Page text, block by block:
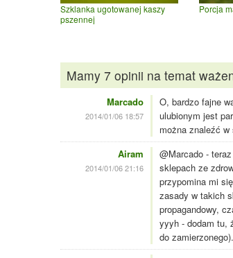
Szklanka ugotowanej kaszy
pszennej
Porcja
Mamy 7 opinii na temat
Marcado
2014/01/06 18:57
O, bardzo fajne
ulubionym jest
można znaleźć
Airam
2014/01/06 21:16
@Marcado -
sklepach ze
przypomina mi
zasady w takich
propagandowy,
yyyh - dodam tu,
do zamierzonego).